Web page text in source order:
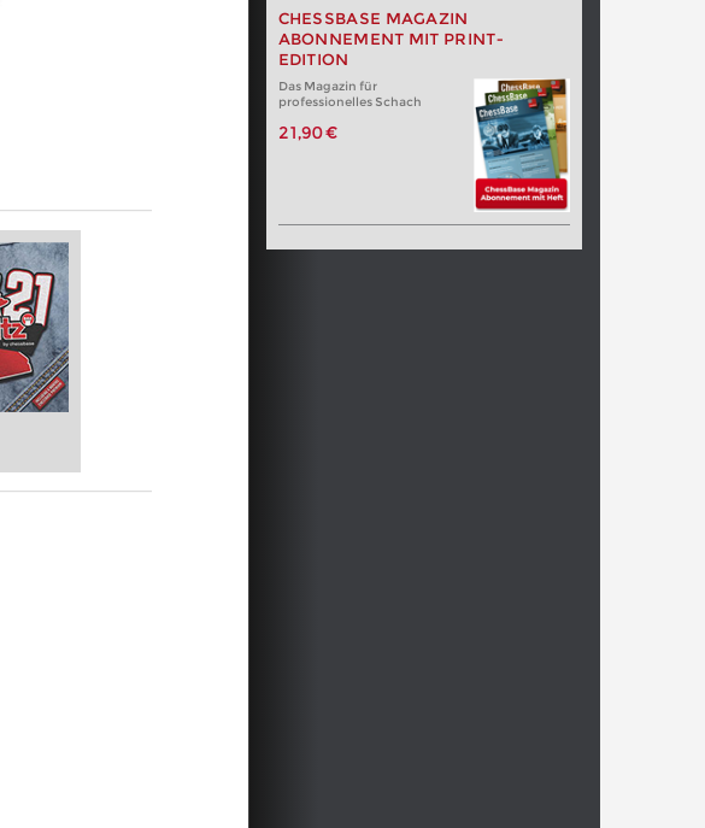
CHESSBASE MAGAZIN
ABONNEMENT MIT PRINT-
EDITION
Das Magazin für
professionelles Schach
21,90 €